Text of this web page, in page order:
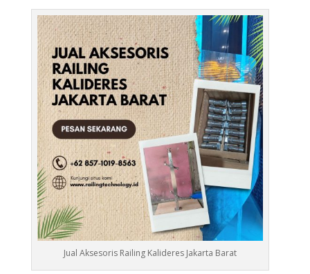
Jual Aksesoris Railing Kalideres Jakarta Barat